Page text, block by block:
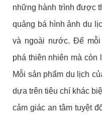
những hành trình được
quảng bá hình ảnh du
và ngoài nước. Để
phá thiên nhiên mà còn
Mỗi sản phẩm du lịch
dựa trên tiêu chí khác
cảm giác an tâm tuyệt